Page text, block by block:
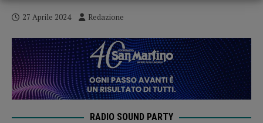
27 Aprile 2024 Redazione
RADIO SOUND PARTY